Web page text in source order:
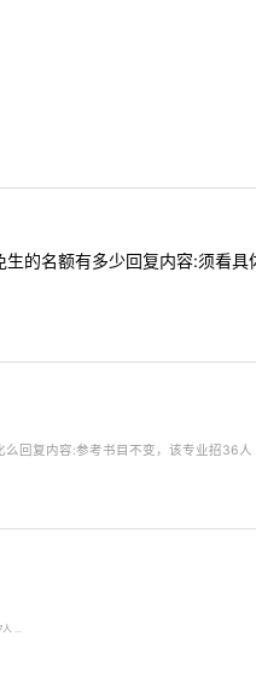
的名额有多少回复内容:须看具
回复内容:参考书目不变，该专业招36人
...